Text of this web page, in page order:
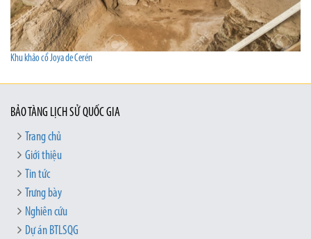
Khu khảo cổ Joya de Cerén
BẢO TÀNG LỊCH SỬ QUỐC GIA
Trang chủ
Giới thiệu
Tin tức
Trưng bày
Nghiên cứu
Dự án BTLSQG